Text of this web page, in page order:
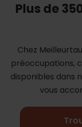
Plus de
Chez
préoccupations,
disponibles dans
vous